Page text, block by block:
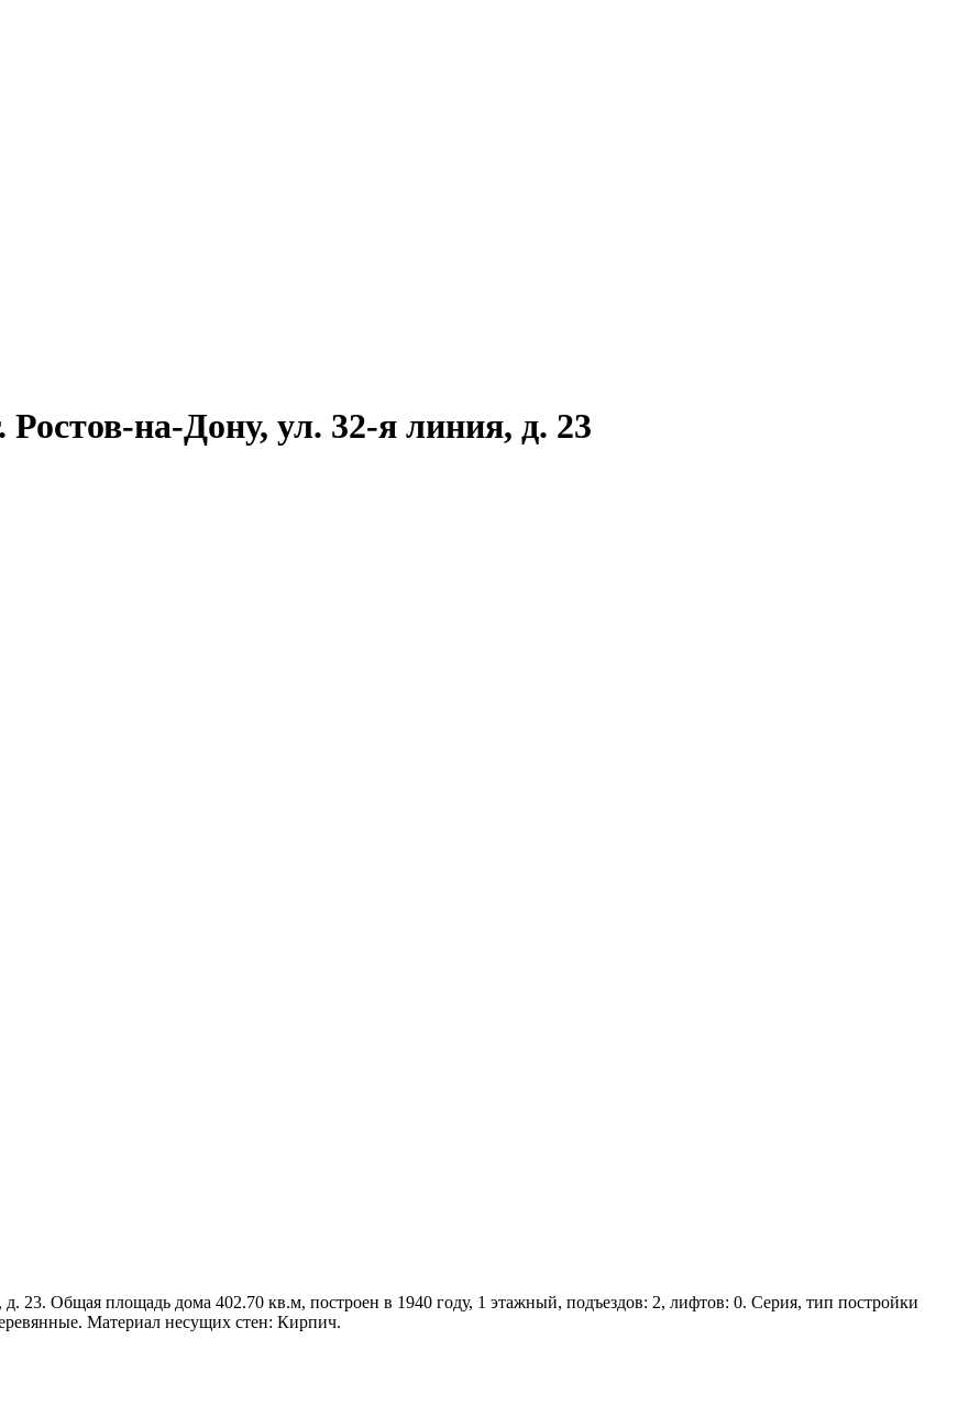
на-Дону, ул. 32-я линия, д. 23
23. Общая площадь дома 402.70 кв.м, построен в 1940 году, 1 этажный, подъездов: 2, лифтов: 0. Серия, тип постройки
Материал несущих стен: Кирпич.